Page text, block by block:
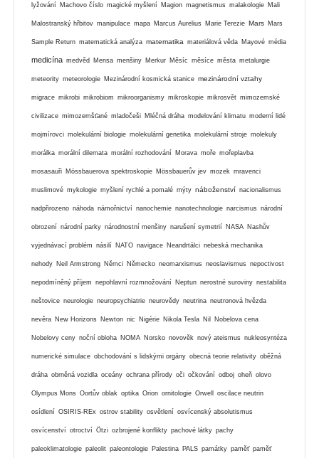
lyžování Machovo číslo magické myšlení Magion magnetismus malakologie Mali
Malostranský hřbitov manipulace mapa Marcus Aurelius Marie Terezie Mars Mars
Sample Return matematická analýza matematika materiálová věda Mayové média
medicína medvěd Mensa menšiny Merkur Měsíc měsíce města metalurgie
meteority meteorologie Mezinárodní kosmická stanice mezinárodní vztahy
migrace mikrobi mikrobiom mikroorganismy mikroskopie mikrosvět mimozemské
civilizace mimozemšťané mladočeši Mléčná dráha modelování klimatu moderní lidé
mojmírovci molekulární biologie molekulární genetika molekulární stroje molekuly
morálka morální dilemata morální rozhodování Morava moře mořeplavba
mosasauři Mössbauerova spektroskopie Mössbauerův jev mozek mravenci
muslimové mykologie myšlení rychlé a pomalé mýty náboženství nacionalismus
nadpřirozeno náhoda námořnictví nanochemie nanotechnologie narcismus národní
obrození národní parky národnostní menšiny narušení symetrií NASA Nashův
vyjednávací problém násilí NATO navigace Neandrtálci nebeská mechanika
nehody Neil Armstrong Němci Německo neomarxismus neoslavismus nepoctivost
nepodmíněný příjem nepohlavní rozmnožování Neptun nerostné suroviny nestabilita
neštovice neurologie neuropsychiatrie neurovědy neutrina neutronová hvězda
nevěra New Horizons Newton nic Nigérie Nikola Tesla Nil Nobelova cena
Nobelovy ceny noční obloha NOMA Norsko novověk nový ateismus nukleosyntéza
numerické simulace obchodování s lidskými orgány obecná teorie relativity oběžná
dráha obrněná vozidla oceány ochrana přírody oči očkování odboj oheň olovo
Olympus Mons Oortův oblak optika Orion ornitologie Orwell oscilace neutrin
osídlení OSIRIS-REx ostrov stability osvětlení osvícenský absolutismus
osvícenství otroctví Ötzi ozbrojené konflikty pachové látky pachy
paleoklimatologie paleolit paleontologie Palestina PALS památky paměť paměť